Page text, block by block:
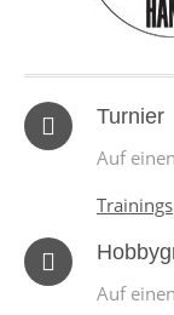
Turnier
Auf
Auf